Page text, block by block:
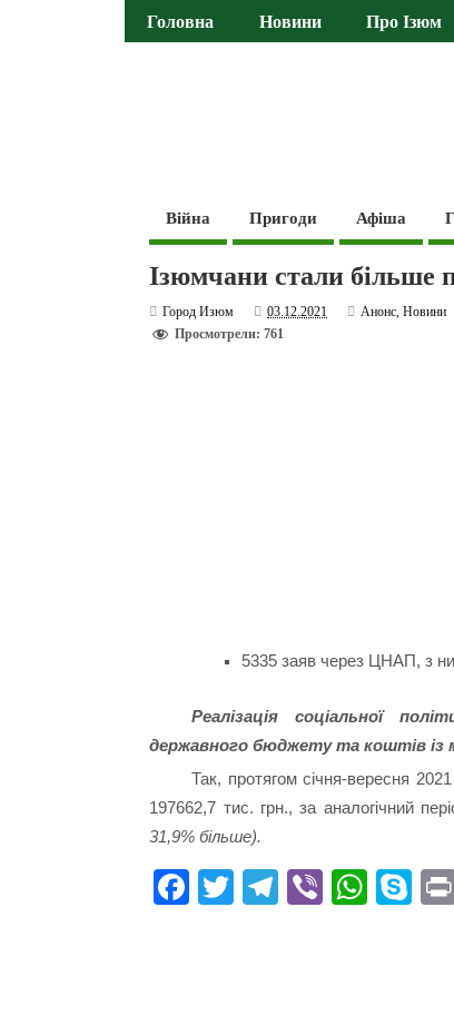
Головна Новини Про Ізюм
Війна Пригоди Афіша
Ізюмчани стали більше
Город Изюм 03.12.2021 Анонс,Новини
Просмотрели: 761
5335 заяв через ЦНАП, з
Реалізація соціальної
державного бюджету та коштів із
Так, протягом січня-вересня
197662,7 тис. грн., за аналогічний
31,9% більше).
Fa T
Te Vi
W
S